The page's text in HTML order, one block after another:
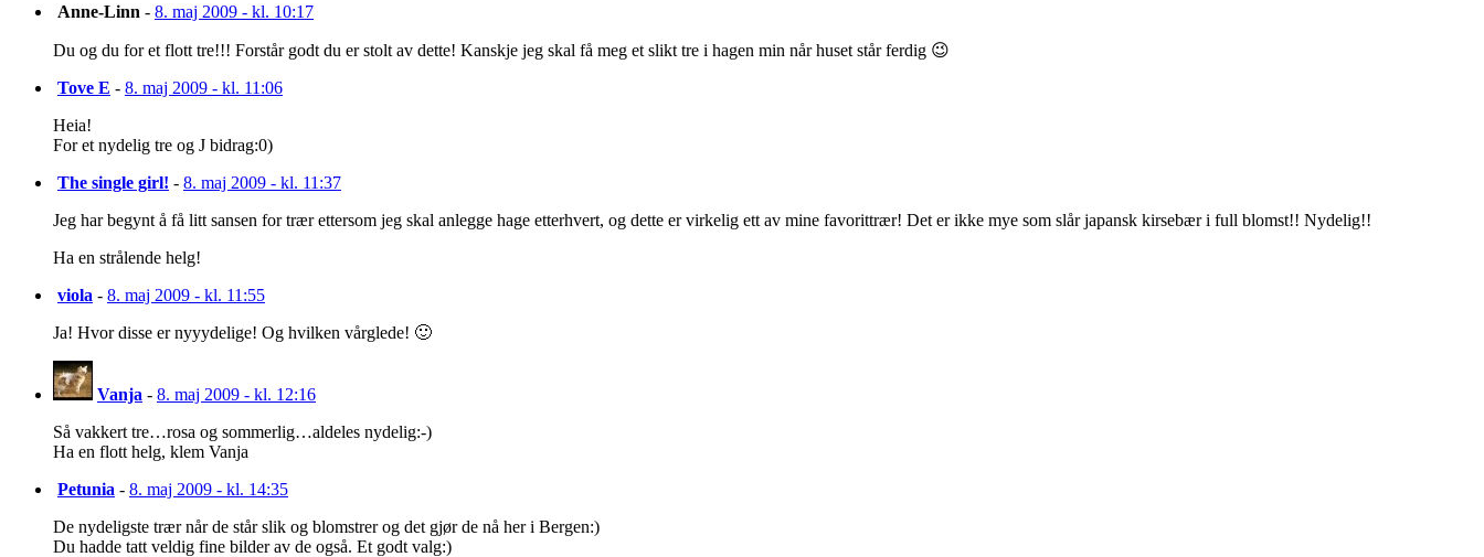
Anne-Linn - 8. maj 2009 - kl. 10:17
Du og du for et flott tre!!! Forstår godt du er stolt av dette! Kanskje jeg skal få meg et slikt tre i hagen min når huset står ferdig 😉
Tove E - 8. maj 2009 - kl. 11:06
Heia!
For et nydelig tre og J bidrag:0)
The single girl! - 8. maj 2009 - kl. 11:37
Jeg har begynt å få litt sansen for trær ettersom jeg skal anlegge hage etterhvert, og dette er virkelig ett av mine favorittrær! Det er ikke mye som slår japansk kirsebær i full blomst!! Nydelig!!
Ha en strålende helg!
viola - 8. maj 2009 - kl. 11:55
Ja! Hvor disse er nyyydelige! Og hvilken vårglede! 🙂
Vanja - 8. maj 2009 - kl. 12:16
Så vakkert tre…rosa og sommerlig…aldeles nydelig:-)
Ha en flott helg, klem Vanja
Petunia - 8. maj 2009 - kl. 14:35
De nydeligste trær når de står slik og blomstrer og det gjør de nå her i Bergen:)
Du hadde tatt veldig fine bilder av de også. Et godt valg:)